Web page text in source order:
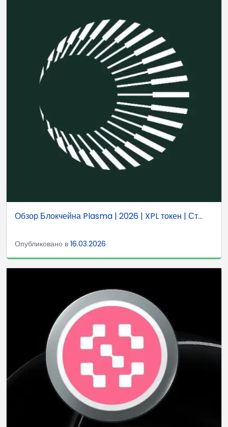
Обзор Блокчейна Plasma | 2026 | XPL токен | Ст...
Опубликовано в 16.03.2026